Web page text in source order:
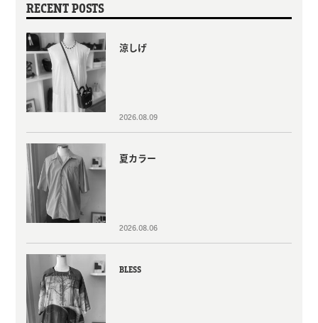
RECENT POSTS
涼しげ
2026.08.09
夏カラー
2026.08.06
BLESS